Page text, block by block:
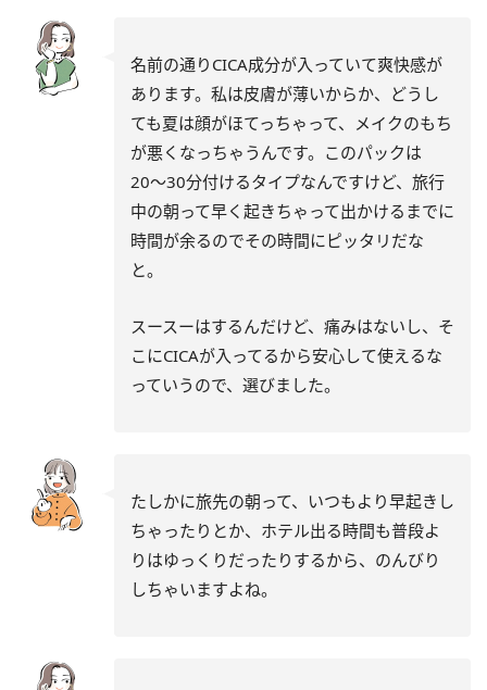
名前の通りCICA成分が入っていて爽快感が
あります。私は皮膚が薄いからか、どうし
ても夏は顔がほてっちゃって、メイクのもち
が悪くなっちゃうんです。このパックは
20〜30分付けるタイプなんですけど、旅行
中の朝って早く起きちゃって出かけるまでに
時間が余るのでその時間にピッタリだな
と。
スースーはするんだけど、痛みはないし、そ
こにCICAが入ってるから安心して使えるな
っていうので、選びました。
たしかに旅先の朝って、いつもより早起きし
ちゃったりとか、ホテル出る時間も普段よ
りはゆっくりだったりするから、のんびり
しちゃいますよね。